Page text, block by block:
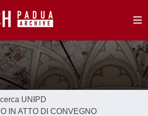
UNIPD
IN ATTO DI CONVEGNO